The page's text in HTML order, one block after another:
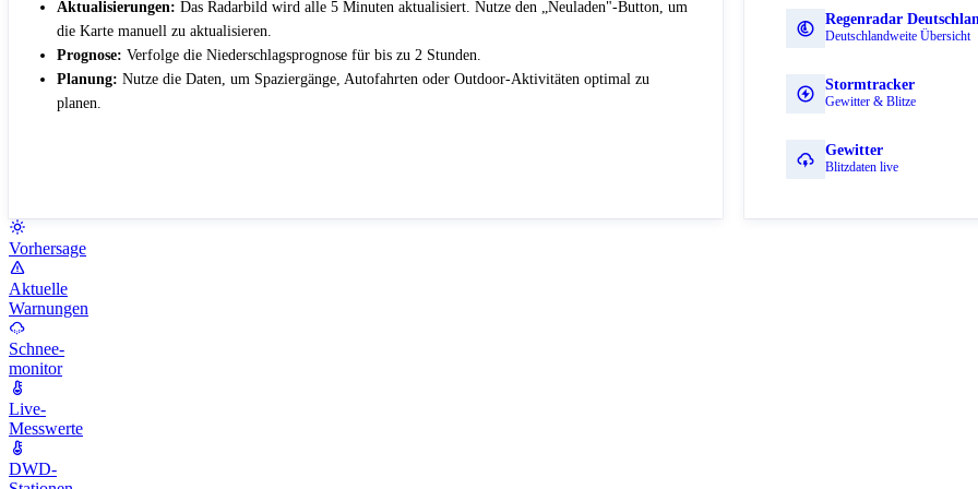
Aktualisierungen: Das Radarbild wird alle 5 Minuten aktualisiert. Nutze den „Neuladen"-Button, um
die Karte manuell zu aktualisieren.
Prognose: Verfolge die Niederschlagsprognose für bis zu 2 Stunden.
Planung: Nutze die Daten, um Spaziergänge, Autofahrten oder Outdoor-Aktivitäten optimal zu
planen.
Regenradar
Deutschlandweite Übersicht
Stormtracker
Gewitter & Blitze
Gewitter
Blitzdaten live
Vorhersage
Aktuelle
Warnungen
Schnee-
monitor
Live-
Messwerte
DWD-